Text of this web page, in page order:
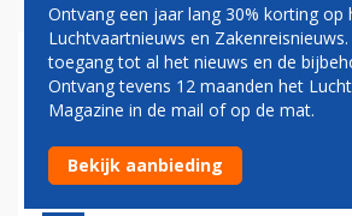
ONBEMANDE
POPULAIR BIJ
STRIJDKRACHTEN IN
Ontvang een jaar lang 30% korting op
Luchtvaartnieuws en
toegang tot al het nieuws en de
Ontvang tevens 12 maanden het
Magazine in de mail of op de mat.
Bekijk aanbieding